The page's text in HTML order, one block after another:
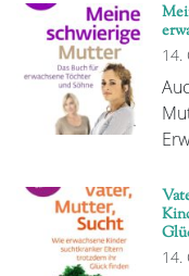
14.
14.